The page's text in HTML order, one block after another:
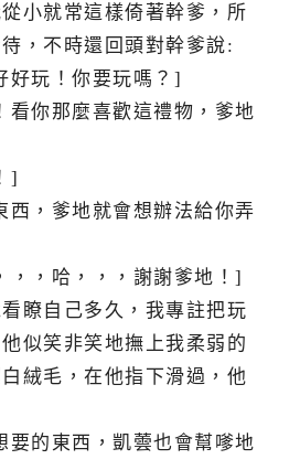
小就常這樣倚著幹爹，所
，不時還回頭對幹爹說:
好玩！你要玩嗎？]
看你那麼喜歡這禮物，爹地
]
西，爹地就會想辦法給你弄
，，哈，，，謝謝爹地！]
瞭自己多久，我專註把玩
似笑非笑地撫上我柔弱的
絨毛，在他指下滑過，他
要的東西，凱蕓也會幫嗲地